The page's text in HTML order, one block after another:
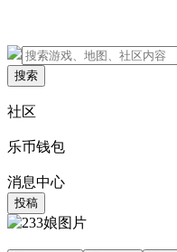
搜索
社区
乐币钱包
消息中心
投稿